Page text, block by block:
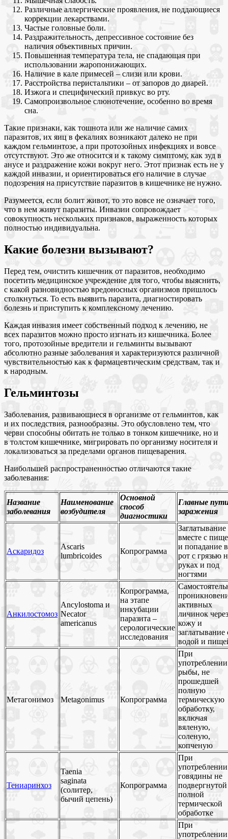
Различные аллергические проявления, не поддающиеся
коррекции лекарствами.
Частые головные боли.
Раздражительность, депрессивное состояние без
наличия объективных причин.
Повышенная температура тела, не спадающая при
использовании жаропонижающих.
Наличие в кале примесей – слизи или крови.
Расстройства перистальтики – от запоров до диарей.
Изжога и специфический привкус во рту.
Самопроизвольное слюнотечение, особенно во время
сна.
Такие признаки, как тошнота или же наличие самих
паразитов, их яиц в фекалиях возникают далеко не при
каждом гельминтозе, а при протозойных инфекциях и вовсе
отсутствуют. Это же относится и к такому симптому, как зуд в
анусе и раздражение кожи вокруг него. Этот признак есть не у
каждой инвазии, и ориентироваться его наличие в случае
подозрения на присутствие паразитов в кишечнике не нужно.
Разумеется, если болит живот, то это вовсе не означает того,
что в нем живут паразиты. Инвазии сопровождает
совокупность нескольких признаков, выраженность которых
полностью индивидуальна.
Какие болезни вызывают?
Перед тем, очистить кишечник от паразитов, необходимо
посетить медицинское учреждение для того, чтобы выяснить,
с какой разновидностью вредоносных организмов пришлось
столкнуться. То есть выявить паразита, диагностировать
болезнь и приступить к комплексному лечению.
Каждая инвазия имеет собственный подход к лечению, не
всех паразитов можно просто изгнать из кишечника. Более
того, протозойные вредители и гельминты вызывают
абсолютно разные заболевания и характеризуются различной
чувствительностью как к фармацевтическим средствам, так и
к народным.
Гельминтозы
Заболевания, развивающиеся в организме от гельминтов, как
и их последствия, разнообразны. Это обусловлено тем, что
черви способны обитать не только в тонком кишечнике, но и
в толстом кишечнике, мигрировать по организму носителя и
локализоваться за пределами органов пищеварения.
Наибольшей распространенностью отличаются такие
заболевания:
Название
заболевания
Наименование
возбудителя
Основной
способ
диагностики
Главные
заражения
Аскаридоз
Ascaris
lumbricoides
Копрограмма
Заглатывание
вместе с
и попадание в
рот с грязью
руках и под
ногтями
Анкилостомоз
Ancylostoma и
Necator
americanus
Копрограмма,
на этапе
инкубации
паразита –
серологические
исследования
активных
личинок через
кожу и
заглатывание
водой и
Метагонимоз Metagonimus Копрограмма
При
употреблении
рыбы, не
прошедшей
полную
термическую
обработку,
включая
вяленую,
соленую,
копченую
Тениаринхоз
Taenia
saginata
(солитер,
бычий цепень)
Копрограмма
При
употреблении
говядины не
подвергнутой
полной
термической
обработке
При
употреблении